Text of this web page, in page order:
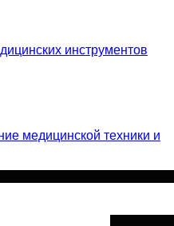
инструментов
медицинской техники и